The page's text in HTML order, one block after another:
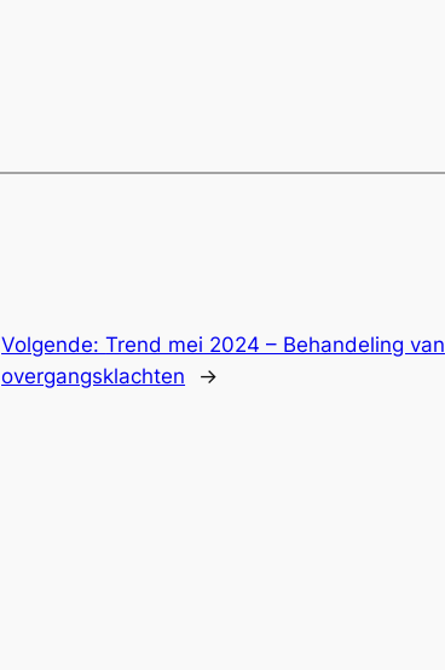
Volgende:Trend mei 2024 – Behandeling van
overgangsklachten
→